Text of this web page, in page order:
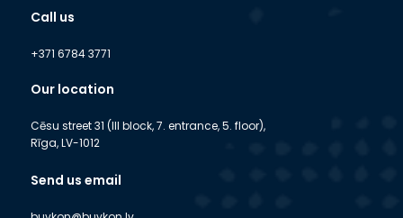
Call us
+371 6784 3771
Our location
Cēsu street 31 (III block, 7. entrance, 5. floor),
Rīga, LV-1012
Send us email